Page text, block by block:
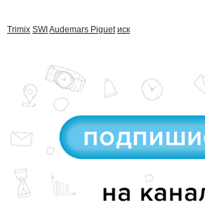
Trimix SWI Audemars Piguet иск